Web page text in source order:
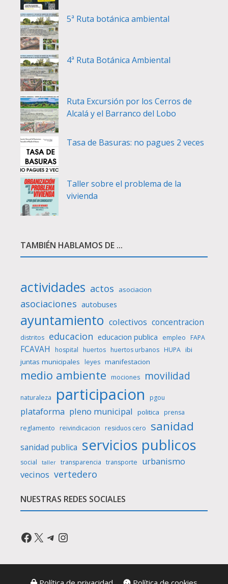
5ª Ruta botánica ambiental
4ª Ruta Botánica Ambiental
Ruta Excursión por los Cerros de
Alcalá y el Barranco del Lobo
Tasa de Basuras: no pagues 2 veces
Taller sobre el problema de la
vivienda
TAMBIÉN HABLAMOS DE ...
actividades actos asociacion
asociaciones autobuses
ayuntamiento colectivos concentracion
distritos educacion educacion publica empleo FAPA
FCAVAH hospital huertos huertos urbanos HUPA ibi
juntas municipales
leyes manifestacion
medio ambiente mociones movilidad
naturaleza participacion pgou
plataforma pleno municipal politica
prensa
reglamento
reivindicacion residuos cero sanidad
sanidad publica servicios publicos
social taller transparencia transporte
urbanismo
vecinos vertedero
NUESTRAS REDES SOCIALES
Facebook
X Telegram
Instagram